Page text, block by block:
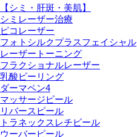
【シミ・肝斑・美肌】
シミレーザー治療
ピコレーザー
フォトシルクプラスフェイシャル
レーザートーニング
フラクショナルレーザー
乳酸ピーリング
ダーマペン4
マッサージピール
リバースピール
トラネックスレチピール
ウーバーピール